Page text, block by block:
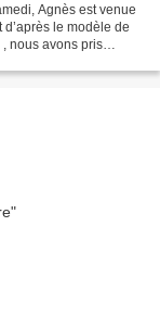
Agnès est venue
le modèle de
nous avons pris